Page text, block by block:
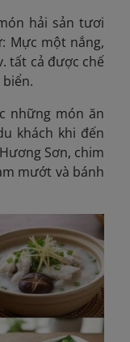
hải sản tươi
Mực một nắng,
tất cả được chế
những món ăn
khách khi đến
Sơn, chim
mướt và bánh